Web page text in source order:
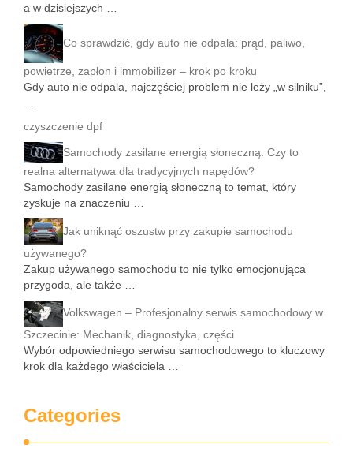
a w dzisiejszych …
Co sprawdzić, gdy auto nie odpala: prąd, paliwo,
powietrze, zapłon i immobilizer – krok po kroku
Gdy auto nie odpala, najczęściej problem nie leży „w silniku”,
…
czyszczenie dpf
Samochody zasilane energią słoneczną: Czy to
realna alternatywa dla tradycyjnych napędów?
Samochody zasilane energią słoneczną to temat, który
zyskuje na znaczeniu …
Jak uniknąć oszustw przy zakupie samochodu
używanego?
Zakup używanego samochodu to nie tylko emocjonująca
przygoda, ale także …
Volkswagen – Profesjonalny serwis samochodowy w
Szczecinie: Mechanik, diagnostyka, części
Wybór odpowiedniego serwisu samochodowego to kluczowy
krok dla każdego właściciela …
Categories